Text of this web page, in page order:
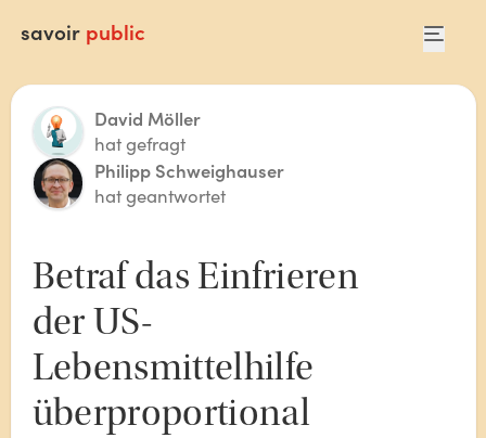
savoir public
David Möller
hat gefragt
Philipp Schweighauser
hat geantwortet
Betraf das Einfrieren
der US-
Lebensmittelhilfe
überproportional